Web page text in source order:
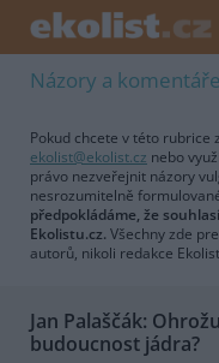
Názory a komentáře
Pokud chcete v této rubrice
ekolist@ekolist.cz nebo
právo nezveřejnit názory
nesrozumitelně
předpokládáme, že
Ekolistu.cz. Všechny zde
autorů, nikoli redakce
Jan Palaščák:
budoucnost jádra?